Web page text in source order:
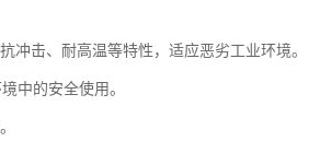
冲击、耐高温等特性，适应恶劣工业环境。
中的安全使用。